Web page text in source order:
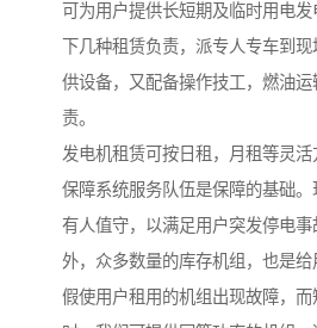
可为用户提供长短期及临时用电
下几种租赁负责，派专人专车到
供设备，又配备操作技工，燃油运
责。
发电机租赁可按日租，月租等灵
保障系统服务队伍是保障的基础。
有人值守，以满足用户突发停电
外，众多数量的库存机组，也是给
假使用户租用的机组出现故障，而